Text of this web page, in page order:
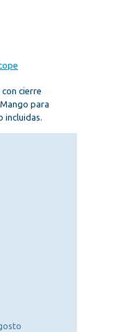
cierre
para
incluidas.